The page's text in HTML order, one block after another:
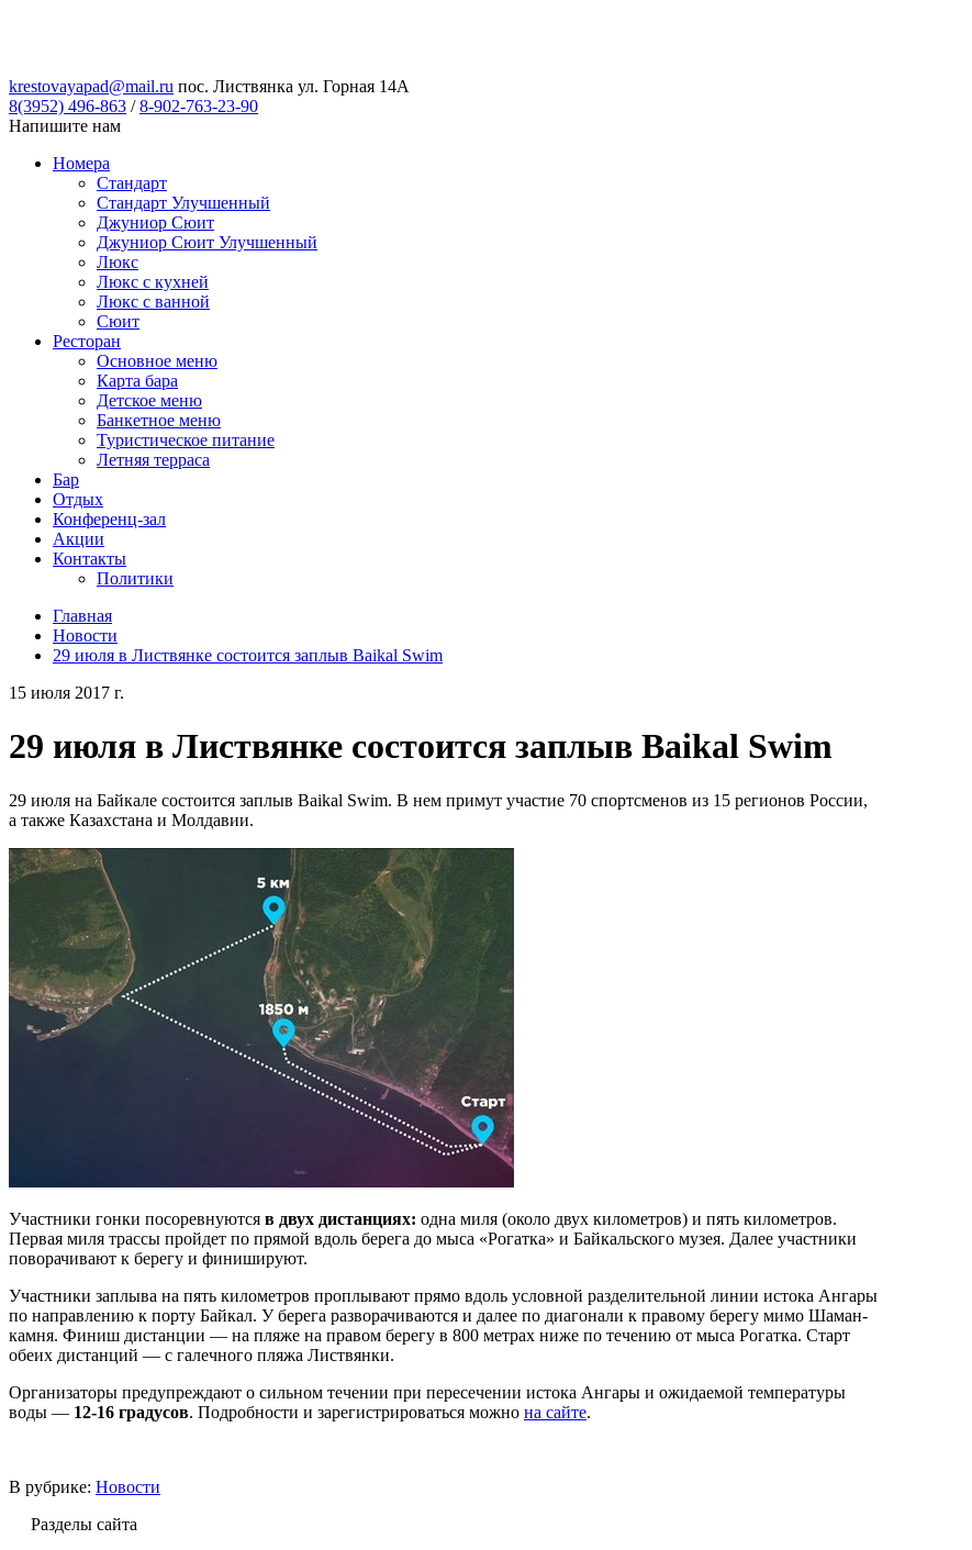
krestovayapad@mail.ru пос. Листвянка ул. Горная 14А
8(3952) 496-863 / 8-902-763-23-90
Напишите нам
Номера
Стандарт
Стандарт Улучшенный
Джуниор Сюит
Джуниор Сюит Улучшенный
Люкс
Люкс с кухней
Люкс с ванной
Сюит
Ресторан
Основное меню
Карта бара
Детское меню
Банкетное меню
Туристическое питание
Летняя терраса
Бар
Отдых
Конференц-зал
Акции
Контакты
Политики
Главная
Новости
29 июля в Листвянке состоится заплыв Baikal Swim
15 июля 2017 г.
29 июля в Листвянке состоится заплыв Baikal Swim
29 июля на Байкале состоится заплыв Baikal Swim. В нем примут участие 70 спортсменов из 15 регионов России,
а также Казахстана и Молдавии.
Участники гонки посоревнуются в двух дистанциях: одна миля (около двух километров) и пять километров.
Первая миля трассы пройдет по прямой вдоль берега до мыса «Рогатка» и Байкальского музея. Далее участники
поворачивают к берегу и финишируют.
Участники заплыва на пять километров проплывают прямо вдоль условной разделительной линии истока Ангары
по направлению к порту Байкал. У берега разворачиваются и далее по диагонали к правому берегу мимо Шаман-
камня. Финиш дистанции — на пляже на правом берегу в 800 метрах ниже по течению от мыса Рогатка. Старт
обеих дистанций — с галечного пляжа Листвянки.
Организаторы предупреждают о сильном течении при пересечении истока Ангары и ожидаемой температуры
воды — 12-16 градусов. Подробности и зарегистрироваться можно на сайте.
В рубрике: Новости
Разделы сайта